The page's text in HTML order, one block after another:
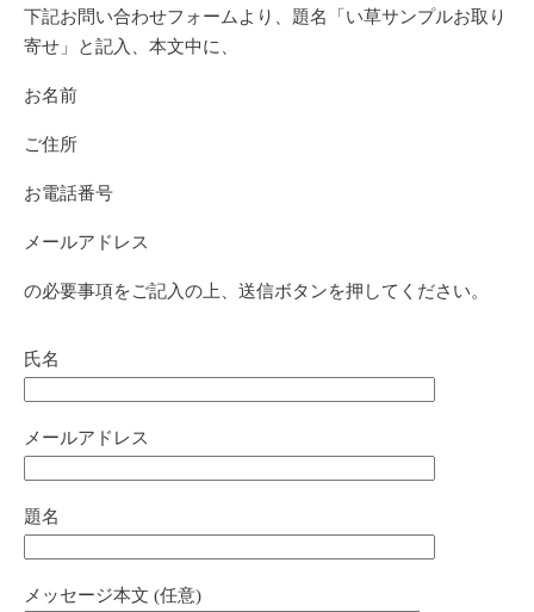
下記お問い合わせフォームより、題名
「い草サンプルお取り
寄せ」
と記入、本文中に、
お名前
ご住所
お電話番号
メールアドレス
の必要事項をご記入の上、送信ボタンを押してください。
氏名
メールアドレス
題名
メッセージ本文 (任意)